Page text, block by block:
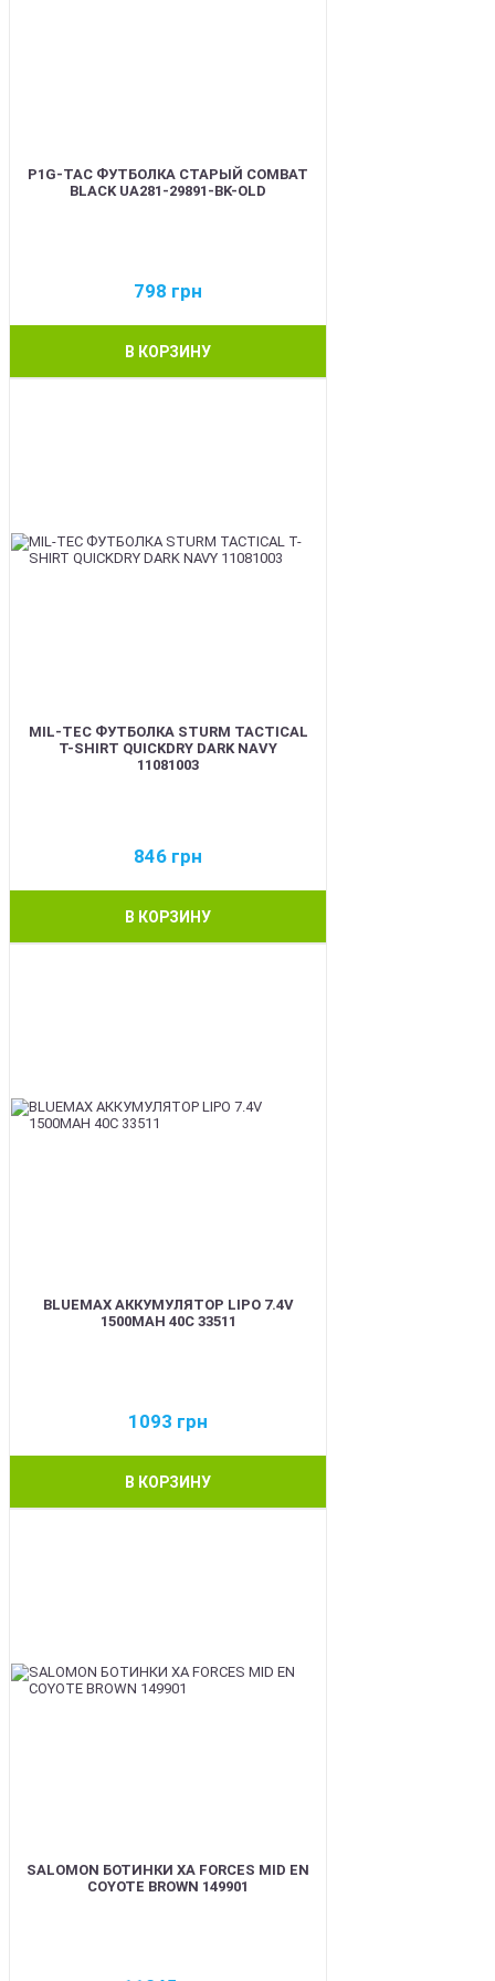
P1G-TAC ФУТБОЛКА СТАРЫЙ COMBAT
BLACK UA281-29891-BK-OLD
798 грн
В КОРЗИНУ
MIL-TEC ФУТБОЛКА STURM TACTICAL
T-SHIRT QUICKDRY DARK NAVY
11081003
846 грн
В КОРЗИНУ
BLUEMAX АККУМУЛЯТОР LIPO 7.4V
1500MAH 40C 33511
1093 грн
В КОРЗИНУ
SALOMON БОТИНКИ XA FORCES MID EN
COYOTE BROWN 149901